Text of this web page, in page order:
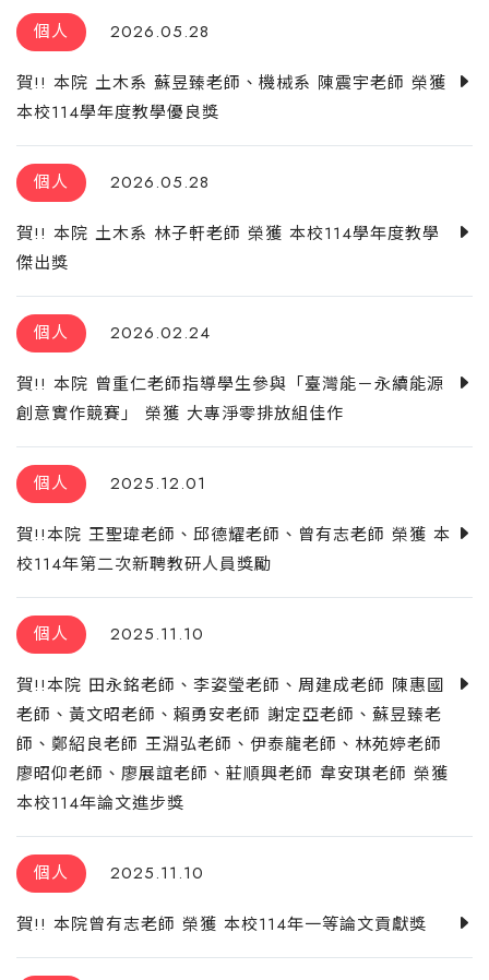
個人 2026.05.28
賀!! 本院 土木系 蘇昱臻老師、機械系 陳震宇老師 榮獲
本校114學年度教學優良獎
個人 2026.05.28
賀!! 本院 土木系 林子軒老師 榮獲 本校114學年度教學
傑出獎
個人 2026.02.24
賀!! 本院 曾重仁老師指導學生參與「臺灣能－永續能源
創意實作競賽」 榮獲 大專淨零排放組佳作
個人 2025.12.01
賀!!本院 王聖瑋老師、邱德耀老師、曾有志老師 榮獲 本
校114年第二次新聘教研人員獎勵
個人 2025.11.10
賀!!本院 田永銘老師、李姿瑩老師、周建成老師 陳惠國
老師、黃文昭老師、賴勇安老師 謝定亞老師、蘇昱臻老
師、鄭紹良老師 王淵弘老師、伊泰龍老師、林苑婷老師
廖昭仰老師、廖展誼老師、莊順興老師 韋安琪老師 榮獲
本校114年論文進步獎
個人 2025.11.10
賀!! 本院曾有志老師 榮獲 本校114年一等論文貢獻獎